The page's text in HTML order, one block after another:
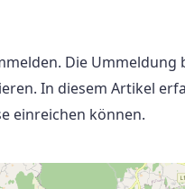
Die Ummeldung
In diesem Artikel
einreichen können.